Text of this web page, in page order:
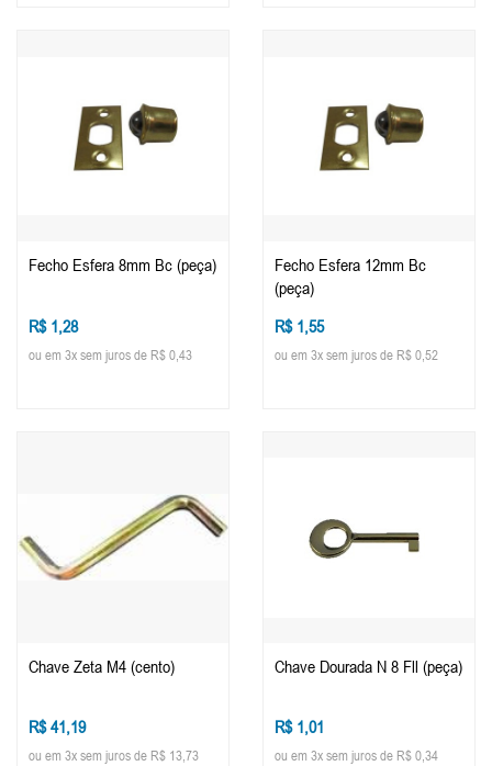
Fecho Esfera 8mm Bc (peça)
R$ 1,28
ou em 3x sem juros de R$ 0,43
Fecho Esfera 12mm Bc
(peça)
R$ 1,55
ou em 3x sem juros de R$ 0,52
Chave Zeta M4 (cento)
R$ 41,19
ou em 3x sem juros de R$ 13,73
Chave Dourada N 8 Fll (peça)
R$ 1,01
ou em 3x sem juros de R$ 0,34